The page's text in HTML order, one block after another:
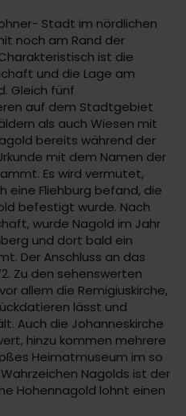
Stadt im nördlichen
noch am Rand der
ist die
und die Lage am
Gleich fünf
auf dem Stadtgebiet
als auch Wiesen mit
bereits während der
mit dem Namen der
Es wird vermutet,
eine Fliehburg befand, die
befestigt wurde. Nach
wurde Nagold im Jahr
und dort bald ein
Der Anschluss an das
Zu den sehenswerten
allem die Remigiuskirche,
lässt und
Auch die Johanneskirche
hinzu kommen mehrere
Heimatmuseum im so
Nagolds ist der
Hohennagold lohnt einen